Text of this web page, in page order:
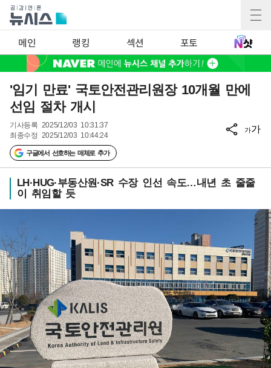
메인 랭킹 섹션 포토
'임기 만료' 국토안전관리원장 10개월 만에
선임 절차 개시
기사등록 2025/12/03 10:31:37
최종수정 2025/12/03 10:44:24
구글에서 선호하는 매체로 추가
가가
LH·HUG·부동산원·SR 수장 인선 속도…내년 초 줄줄
이 취임할 듯